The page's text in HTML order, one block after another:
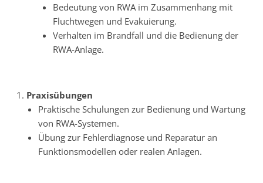
Bedeutung von RWA im Zusammenhang mit
Fluchtwegen und Evakuierung.
Verhalten im Brandfall und die Bedienung der
RWA-Anlage.
Praxisübungen
Praktische Schulungen zur Bedienung und Wartung
von RWA-Systemen.
Übung zur Fehlerdiagnose und Reparatur an
Funktionsmodellen oder realen Anlagen.